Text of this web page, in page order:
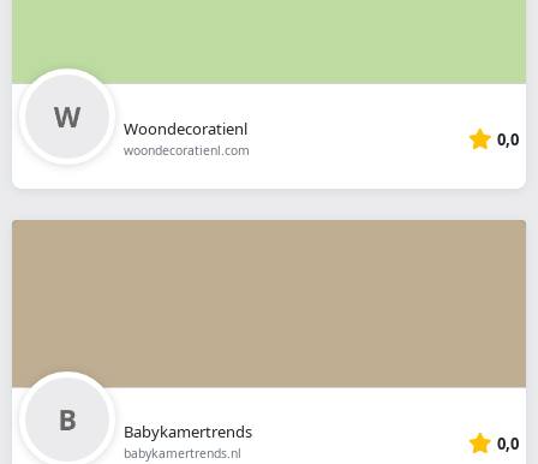
Woondecoratienl
woondecoratienl.com 0,0
Babykamertrends
babykamertrends.nl 0,0